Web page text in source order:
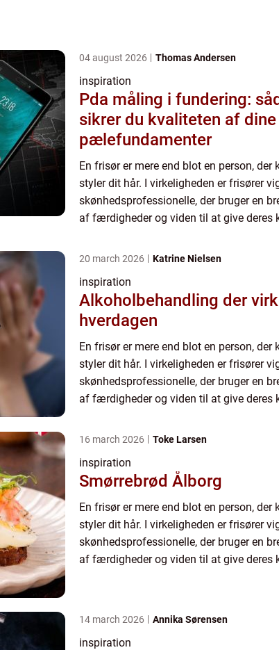
04 august 2026 Thomas Andersen
inspiration
Pda måling i fundering:
sikrer du kvaliteten af dine
pælefundamenter
En frisør er mere end blot en person, der
styler dit hår. I virkeligheden er frisører
skønhedsprofessionelle, der bruger en
af færdigheder og viden til at give deres
20 march 2026 Katrine Nielsen
inspiration
Alkoholbehandling der
hverdagen
En frisør er mere end blot en person, der
styler dit hår. I virkeligheden er frisører
skønhedsprofessionelle, der bruger en
af færdigheder og viden til at give deres
16 march 2026 Toke Larsen
inspiration
Smørrebrød Ålborg
En frisør er mere end blot en person, der
styler dit hår. I virkeligheden er frisører
skønhedsprofessionelle, der bruger en
af færdigheder og viden til at give deres
14 march 2026 Annika Sørensen
inspiration